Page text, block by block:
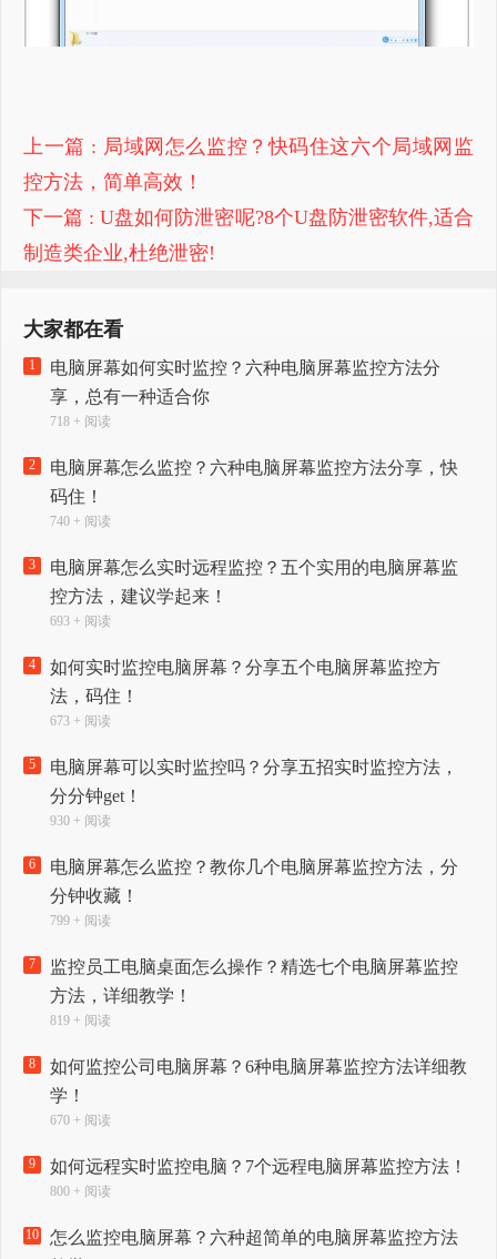
上一篇 : 局域网怎么监控？快码住这六个局域网监
控方法，简单高效！
下一篇 : U盘如何防泄密呢?8个U盘防泄密软件,适合
制造类企业,杜绝泄密!
大家都在看
1
电脑屏幕如何实时监控？六种电脑屏幕监控方法分
享，总有一种适合你
718 + 阅读
2
电脑屏幕怎么监控？六种电脑屏幕监控方法分享，快
码住！
740 + 阅读
3
电脑屏幕怎么实时远程监控？五个实用的电脑屏幕监
控方法，建议学起来！
693 + 阅读
4
如何实时监控电脑屏幕？分享五个电脑屏幕监控方
法，码住！
673 + 阅读
5
电脑屏幕可以实时监控吗？分享五招实时监控方法，
分分钟get！
930 + 阅读
6
电脑屏幕怎么监控？教你几个电脑屏幕监控方法，分
分钟收藏！
799 + 阅读
7
监控员工电脑桌面怎么操作？精选七个电脑屏幕监控
方法，详细教学！
819 + 阅读
8
如何监控公司电脑屏幕？6种电脑屏幕监控方法详细教
学！
670 + 阅读
9 如何远程实时监控电脑？7个远程电脑屏幕监控方法！
800 + 阅读
10
怎么监控电脑屏幕？六种超简单的电脑屏幕监控方法